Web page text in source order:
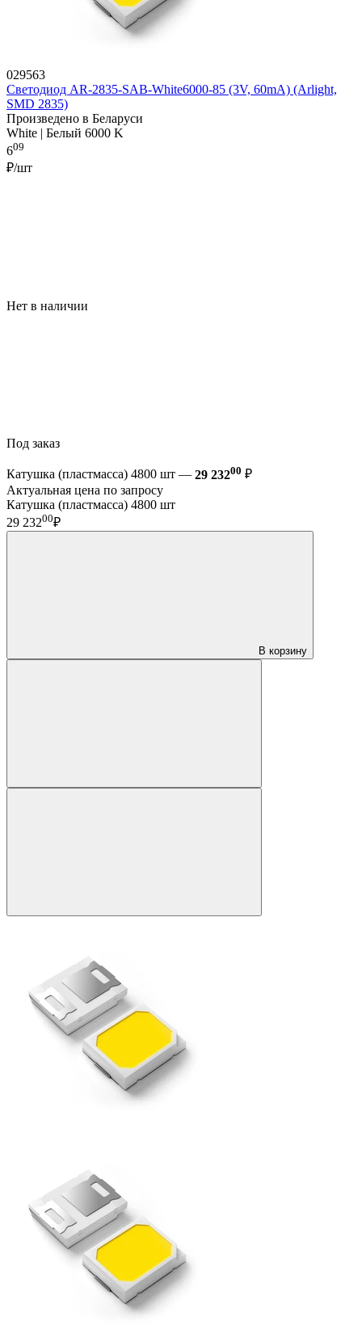
029563
Светодиод AR-2835-SAB-White6000-85 (3V, 60mA) (Arlight,
SMD 2835)
Произведено в Беларуси
White | Белый 6000 K
609
₽/шт
Нет в наличии
Под заказ
Катушка (пластмасса) 4800 шт — 29 23200 ₽
Актуальная цена по запросу
Катушка (пластмасса) 4800 шт
29 23200₽
В корзину